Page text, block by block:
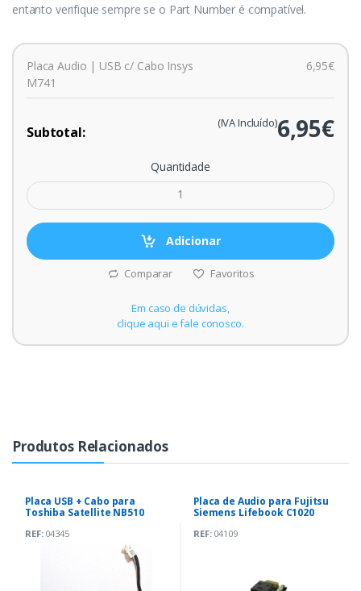
entanto verifique sempre se o Part Number é compatível.
Placa Audio | USB c/ Cabo Insys
M741
6,95€
Subtotal: 6,95€
(IVA Incluído)
Quantidade
Adicionar
Comparar Favoritos
Em caso de dúvidas,
clique aqui e fale conosco.
Produtos Relacionados
Placa USB + Cabo para
Toshiba Satellite NB510
REF:04345
Placa de Audio para Fujitsu
Siemens Lifebook C1020
REF:04109